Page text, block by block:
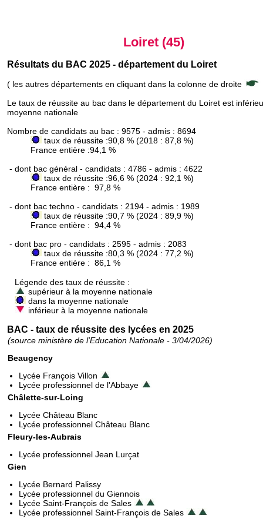
Loiret (45)
Résultats du BAC 2025 - département du Loiret
( les autres départements en cliquant dans la colonne de droite
Le taux de réussite au bac dans le département du Loiret est
moyenne nationale
Nombre de candidats au bac : 9575 - admis : 8694
taux de réussite :90,8 % (2018 : 87,8 %)
France entière :94,1 %
- dont bac général - candidats : 4786 - admis : 4622
taux de réussite :96,6 % (2024 : 92,1 %)
France entière : 97,8 %
- dont bac techno - candidats : 2194 - admis : 1989
taux de réussite :90,7 % (2024 : 89,9 %)
France entière : 94,4 %
- dont bac pro - candidats : 2595 - admis : 2083
taux de réussite :80,3 % (2024 : 77,2 %)
France entière : 86,1 %
Légende des taux de réussite :
supérieur à la moyenne nationale
dans la moyenne nationale
inférieur à la moyenne nationale
BAC - taux de réussite des lycées en 2025
(source ministère de l'Education Nationale - 3/04/2026)
Beaugency
Lycée François Villon
Lycée professionnel de l'Abbaye
Châlette-sur-Loing
Lycée Château Blanc
Lycée professionnel Château Blanc
Fleury-les-Aubrais
Lycée professionnel Jean Lurçat
Gien
Lycée Bernard Palissy
Lycée professionnel du Giennois
Lycée Saint-François de Sales
Lycée professionnel Saint-François de Sales